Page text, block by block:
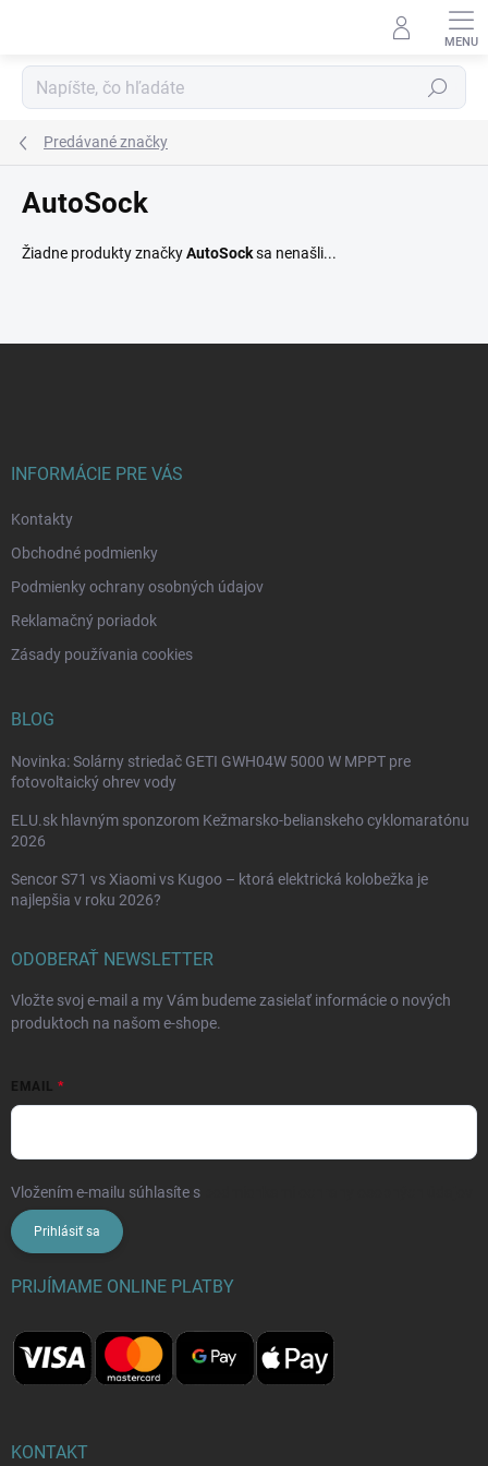
Hľadať
Predávané značky
AutoSock
Žiadne produkty značkyAutoSocksa nenašli...
INFORMÁCIE PRE VÁS
Kontakty
Obchodné podmienky
Podmienky ochrany osobných údajov
Reklamačný poriadok
Zásady používania cookies
BLOG
Novinka: Solárny striedač GETI GWH04W 5000 W MPPT pre
fotovoltaický ohrev vody
ELU.sk hlavným sponzorom Kežmarsko-belianskeho cyklomaratónu
2026
Sencor S71 vs Xiaomi vs Kugoo – ktorá elektrická kolobežka je
najlepšia v roku 2026?
ODOBERAŤ NEWSLETTER
Vložte svoj e-mail a my Vám budeme zasielať informácie o nových
produktoch na našom e-shope.
EMAIL
Vložením e-mailu súhlasíte s
Prihlásiť sa
PRIJÍMAME ONLINE PLATBY
KONTAKT